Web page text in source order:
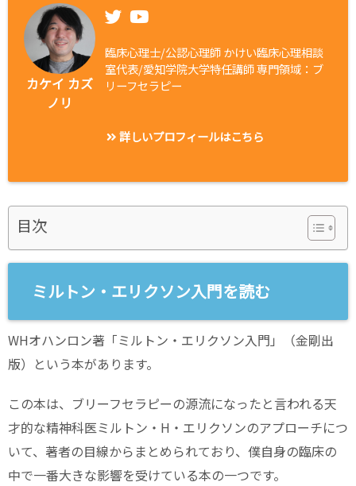
カケイ カズ
ノリ
臨床心理士/公認心理師 かけい臨床心理相談
室代表/愛知学院大学特任講師 専門領域：ブ
リーフセラピー
詳しいプロフィールはこちら
目次
ミルトン・エリクソン入門を読む
WHオハンロン著「ミルトン・エリクソン入門」（金剛出
版）という本があります。
この本は、ブリーフセラピーの源流になったと言われる天
才的な精神科医ミルトン・H・エリクソンのアプローチにつ
いて、著者の目線からまとめられており、僕自身の臨床の
中で一番大きな影響を受けている本の一つです。